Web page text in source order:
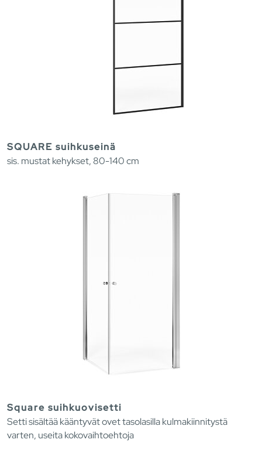
SQUARE suihkuseinä
sis. mustat kehykset, 80-140 cm
Square suihkuovisetti
Setti sisältää kääntyvät ovet tasolasilla kulmakiinnitystä
varten, useita kokovaihtoehtoja